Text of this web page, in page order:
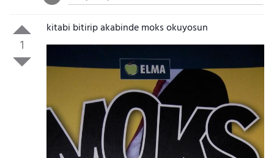
1
kitabi bitirip akabinde moks okuyosun